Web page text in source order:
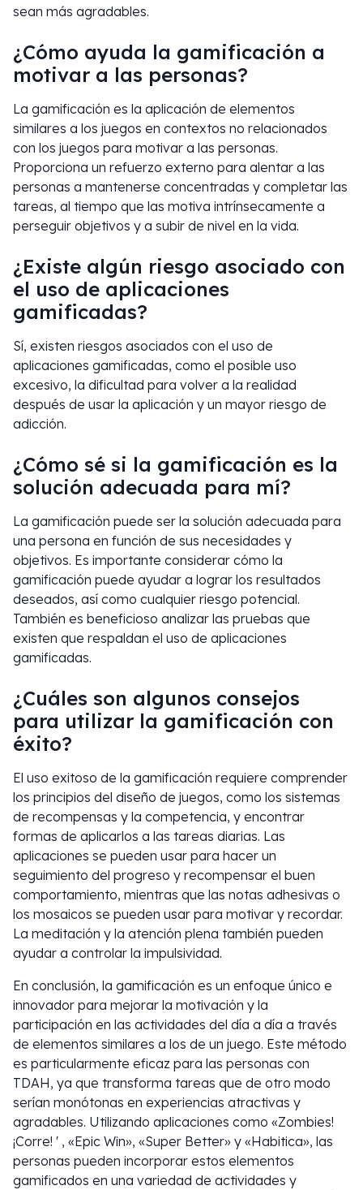
sean más agradables.
¿Cómo ayuda la gamificación a
motivar a las personas?
La gamificación es la aplicación de elementos
similares a los juegos en contextos no relacionados
con los juegos para motivar a las personas.
Proporciona un refuerzo externo para alentar a las
personas a mantenerse concentradas y completar las
tareas, al tiempo que las motiva intrínsecamente a
perseguir objetivos y a subir de nivel en la vida.
¿Existe algún riesgo asociado con
el uso de aplicaciones
gamificadas?
Sí, existen riesgos asociados con el uso de
aplicaciones gamificadas, como el posible uso
excesivo, la dificultad para volver a la realidad
después de usar la aplicación y un mayor riesgo de
adicción.
¿Cómo sé si la gamificación es la
solución adecuada para mí?
La gamificación puede ser la solución adecuada para
una persona en función de sus necesidades y
objetivos. Es importante considerar cómo la
gamificación puede ayudar a lograr los resultados
deseados, así como cualquier riesgo potencial.
También es beneficioso analizar las pruebas que
existen que respaldan el uso de aplicaciones
gamificadas.
¿Cuáles son algunos consejos
para utilizar la gamificación con
éxito?
El uso exitoso de la gamificación requiere comprender
los principios del diseño de juegos, como los sistemas
de recompensas y la competencia, y encontrar
formas de aplicarlos a las tareas diarias. Las
aplicaciones se pueden usar para hacer un
seguimiento del progreso y recompensar el buen
comportamiento, mientras que las notas adhesivas o
los mosaicos se pueden usar para motivar y recordar.
La meditación y la atención plena también pueden
ayudar a controlar la impulsividad.
En conclusión, la gamificación es un enfoque único e
innovador para mejorar la motivación y la
participación en las actividades del día a día a través
de elementos similares a los de un juego. Este método
es particularmente eficaz para las personas con
TDAH, ya que transforma tareas que de otro modo
serían monótonas en experiencias atractivas y
agradables. Utilizando aplicaciones como «Zombies!
¡Corre! ' , «Epic Win», «Super Better» y «Habitica», las
personas pueden incorporar estos elementos
gamificados en una variedad de actividades y